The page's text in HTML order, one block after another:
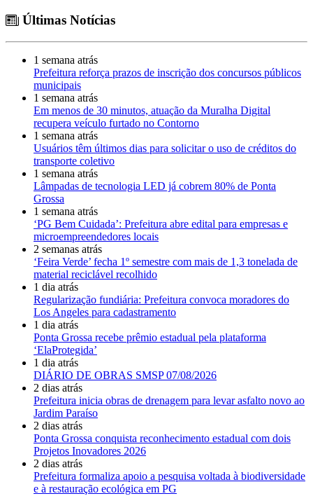
Últimas Notícias
1 semana atrás
Prefeitura reforça prazos de inscrição dos concursos públicos
municipais
1 semana atrás
Em menos de 30 minutos, atuação da Muralha Digital
recupera veículo furtado no Contorno
1 semana atrás
Usuários têm últimos dias para solicitar o uso de créditos do
transporte coletivo
1 semana atrás
Lâmpadas de tecnologia LED já cobrem 80% de Ponta
Grossa
1 semana atrás
‘PG Bem Cuidada’: Prefeitura abre edital para empresas e
microempreendedores locais
2 semanas atrás
‘Feira Verde’ fecha 1º semestre com mais de 1,3 tonelada de
material reciclável recolhido
1 dia atrás
Regularização fundiária: Prefeitura convoca moradores do
Los Angeles para cadastramento
1 dia atrás
Ponta Grossa recebe prêmio estadual pela plataforma
‘ElaProtegida’
1 dia atrás
DIÁRIO DE OBRAS SMSP 07/08/2026
2 dias atrás
Prefeitura inicia obras de drenagem para levar asfalto novo ao
Jardim Paraíso
2 dias atrás
Ponta Grossa conquista reconhecimento estadual com dois
Projetos Inovadores 2026
2 dias atrás
Prefeitura formaliza apoio a pesquisa voltada à biodiversidade
e à restauração ecológica em PG